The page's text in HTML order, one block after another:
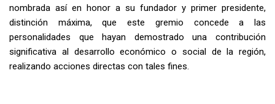
nombrada así en honor a su fundador y primer presidente,
distinción máxima, que este gremio concede a las
personalidades que hayan demostrado una contribución
significativa al desarrollo económico o social de la región,
realizando acciones directas con tales fines.